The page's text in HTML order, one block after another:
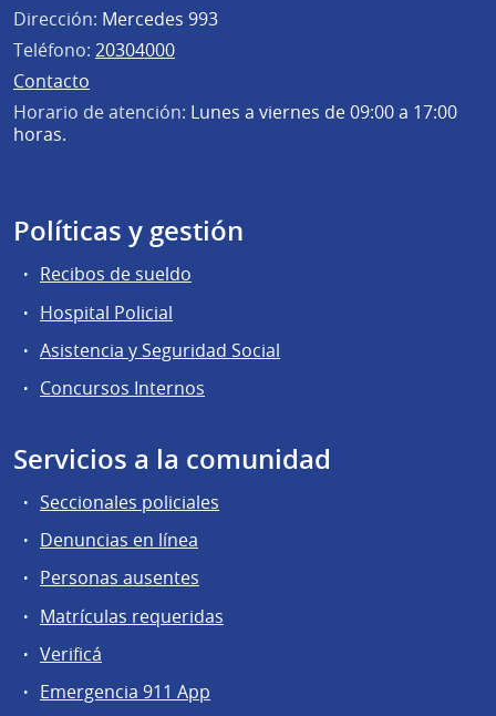
Dirección: Mercedes 993
Teléfono: 20304000
Contacto
Horario de atención: Lunes a viernes de 09:00 a 17:00
horas.
Políticas y gestión
Recibos de sueldo
Hospital Policial
Asistencia y Seguridad Social
Concursos Internos
Servicios a la comunidad
Seccionales policiales
Denuncias en línea
Personas ausentes
Matrículas requeridas
Verificá
Emergencia 911 App